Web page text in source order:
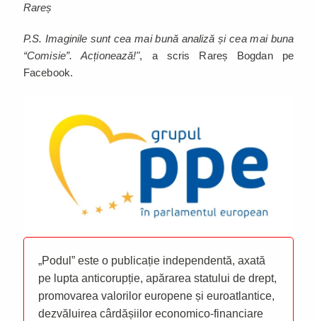
Rareș
P.S. Imaginile sunt cea mai bună analiză și cea mai buna
“Comisie”. Acționează!", a scris Rareș Bogdan pe
Facebook.
„Podul” este o publicație independentă, axată
pe lupta anticorupție, apărarea statului de drept,
promovarea valorilor europene și euroatlantice,
dezvăluirea cârdășiilor economico-financiare